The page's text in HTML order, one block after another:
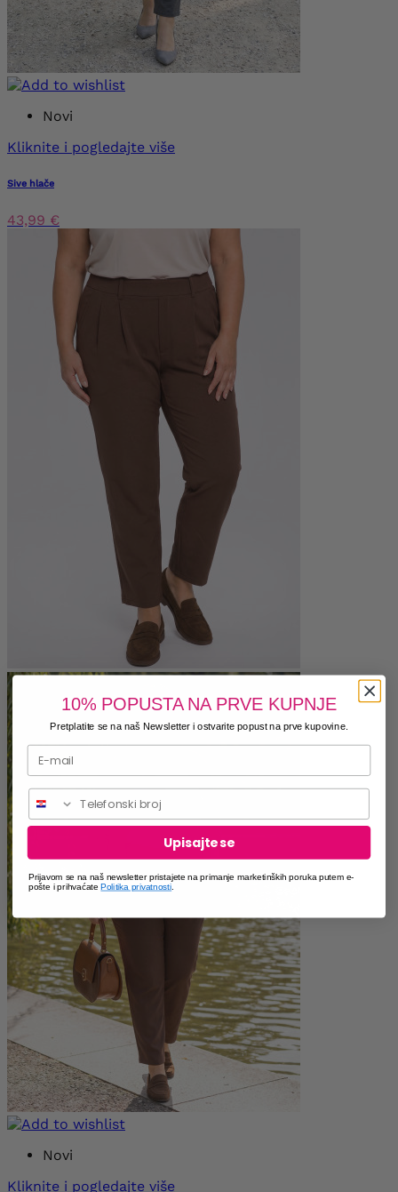
Novi
Kliknite i pogledajte više
Sive hlače
43,99 €
Novi
Kliknite i pogledajte više
10% POPUSTA NA PRVE KUPNJE
Pretplatite se na naš Newsletter i ostvarite popust na prve kupovine.
Upisajte se
Prijavom se na naš newsletter pristajete na primanje marketinških poruka putem e-
pošte i prihvaćatePolitika privatnosti